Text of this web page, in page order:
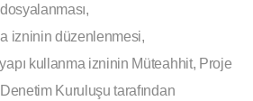
izninin düzenlenmesi,
kullanma izninin Müteahhit, Proje
Denetim Kuruluşu tarafından